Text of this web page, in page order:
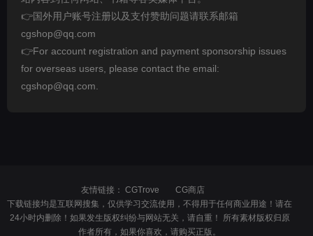
👉国外用户账号注册以及支付赞助问题请联系邮箱
cgshop@qq.com
👉For account registration and payment sponsorship issues
for overseas users, please contact the email:
cgshop@qq.com.
友情链接： CGTrove
CG商店
下载链接均是互联网搜集，仅供学习交流使用，不得用于任何商业用途！请在
24小时内删除！如果发生版权纠纷与网站无关，请自重！ 所有素材版权归原
作者所有，如果你喜欢，请购买正版。